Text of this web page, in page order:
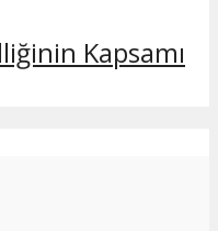
Kapsamı